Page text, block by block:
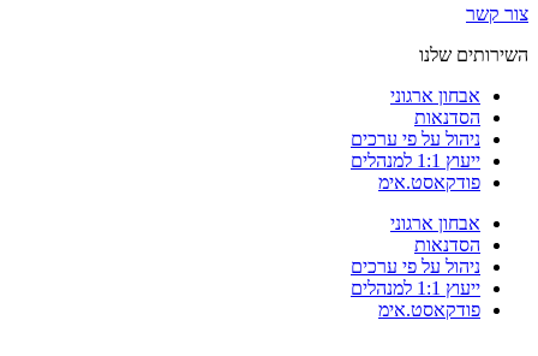
צור קשר
השירותים שלנו
אבחון ארגוני
הסדנאות
ניהול על פי ערכים
ייעוץ 1:1 למנהלים
פודקאסט.אימ
אבחון ארגוני
הסדנאות
ניהול על פי ערכים
ייעוץ 1:1 למנהלים
פודקאסט.אימ